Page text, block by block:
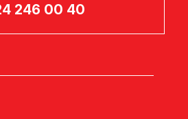
246 00 40